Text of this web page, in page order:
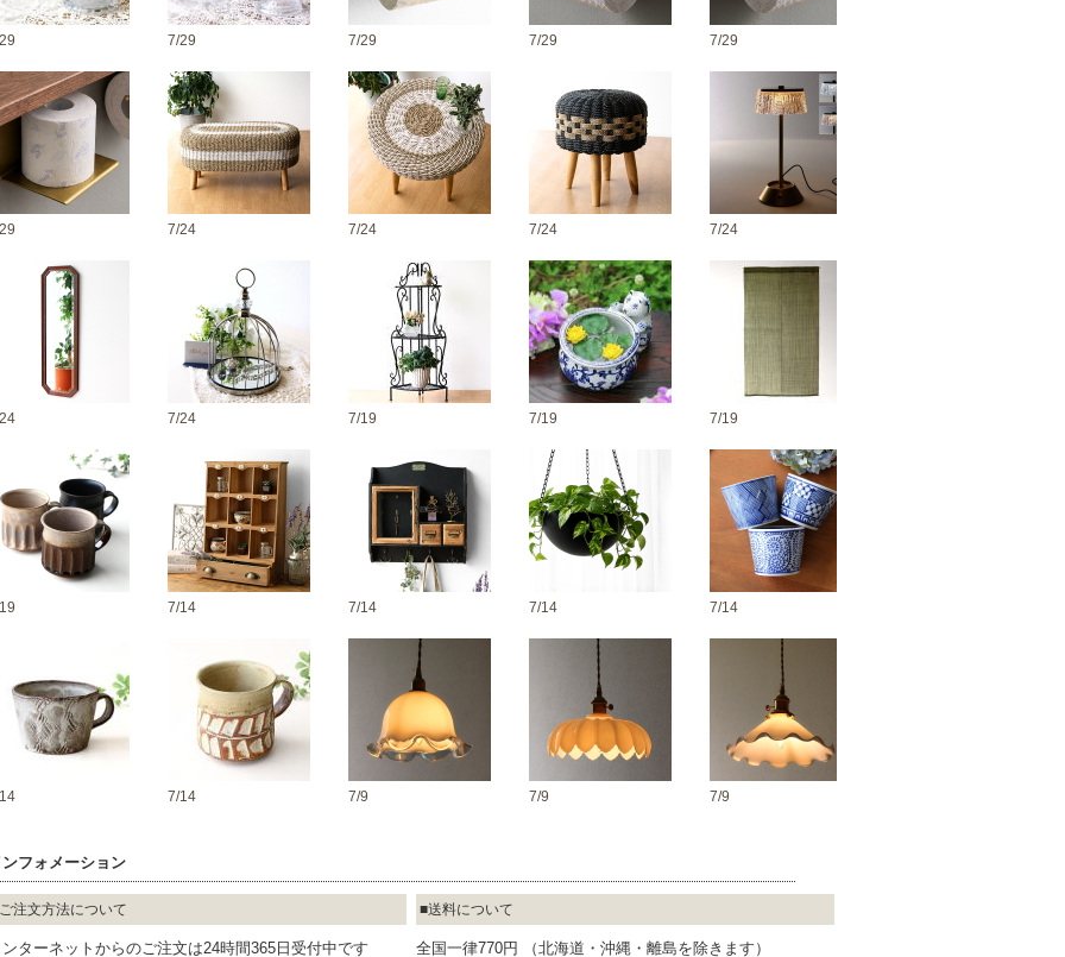
7/29 7/29 7/29 7/29
7/24 7/24 7/24 7/24
7/24 7/19 7/19 7/19
7/14 7/14 7/14 7/14
7/14 7/9 7/9 7/9
フォメーション
ご注文方法について
ターネットからのご注文は24時間365日受付中です
送料について
全国一律770円 （北海道・沖縄・離島を除きます）